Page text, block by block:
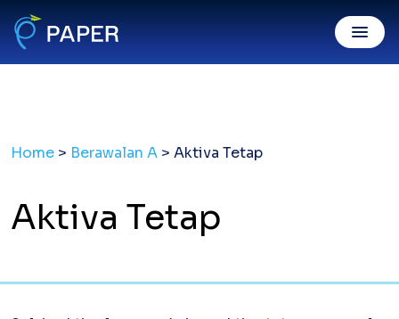
Invoice Penjualan
Kirim PO resmi gratis & mudah
PaperPay In
Home > Berawalan A > Aktiva Tetap
Aktiva Tetap